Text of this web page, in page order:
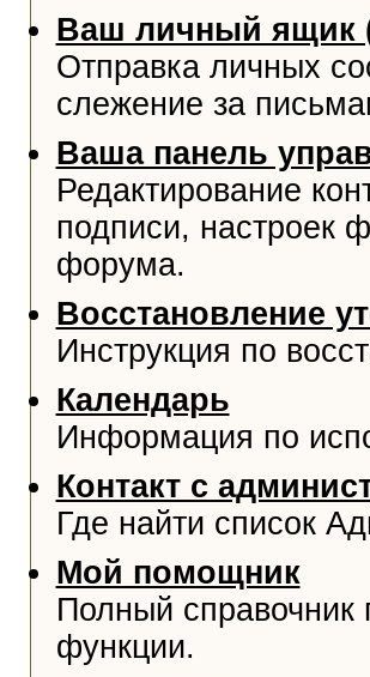
Ваш личный ящик
Отправка личных
слежение за
Ваша панель
Редактирование
подписи, настроек
форума.
Восстановление
Инструкция по
Календарь
Информация по
Контакт с
Где найти список
Мой помощник
Полный справочник
функции.